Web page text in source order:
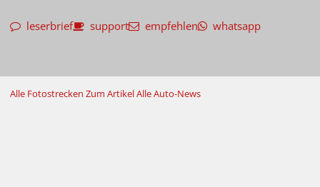
leserbrief support empfehlen whatsapp
Alle Fotostrecken Zum ArtikelAlle Auto-News